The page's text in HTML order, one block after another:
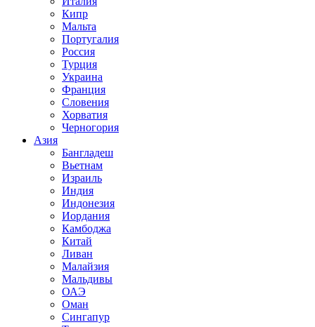
Кипр
Мальта
Португалия
Россия
Турция
Украина
Франция
Словения
Хорватия
Черногория
Азия
Бангладеш
Вьетнам
Израиль
Индия
Индонезия
Иордания
Камбоджа
Китай
Ливан
Малайзия
Мальдивы
ОАЭ
Оман
Сингапур